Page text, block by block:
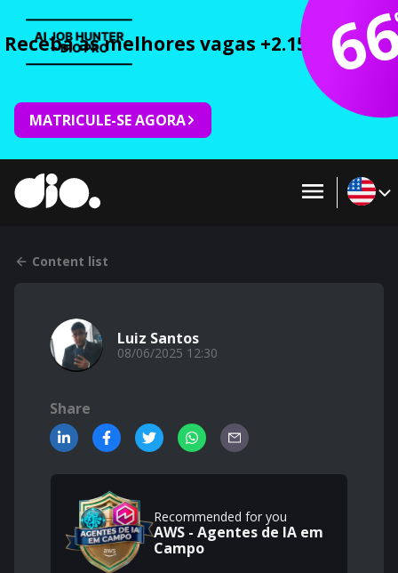
Receba as melhores vagas +2.150 cursos
MATRICULE-SE AGORA
Content list
Luiz Santos
08/06/2025 12:30
Share
Recommended for you
AWS - Agentes de IA em
Campo